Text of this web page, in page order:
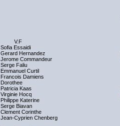
V.F
Sofia Essaidi
Gerard Hernandez
Jerome Commandeur
Serge Faliu
Emmanuel Curtil
Francois Damiens
Dorothee
Patricia Kaas
Virginie Hocq
Philippe Katerine
Serge Biavan
Clement Corinthe
Jean-Cyprien Chenberg